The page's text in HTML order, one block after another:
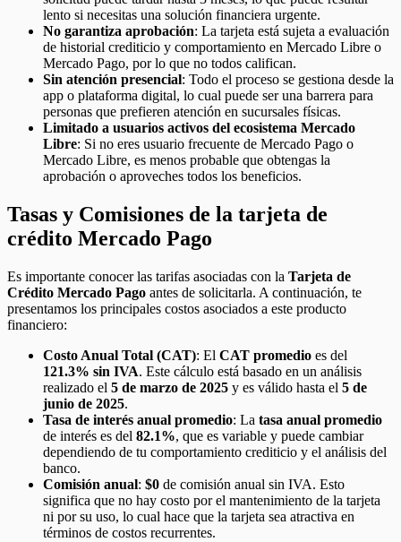
lento si necesitas una solución financiera urgente.
No garantiza aprobación: La tarjeta está sujeta a evaluación
de historial crediticio y comportamiento en Mercado Libre o
Mercado Pago, por lo que no todos califican.
Sin atención presencial: Todo el proceso se gestiona desde la
app o plataforma digital, lo cual puede ser una barrera para
personas que prefieren atención en sucursales físicas.
Limitado a usuarios activos del ecosistema Mercado
Libre: Si no eres usuario frecuente de Mercado Pago o
Mercado Libre, es menos probable que obtengas la
aprobación o aproveches todos los beneficios.
Tasas y Comisiones de la tarjeta de
crédito Mercado Pago
Es importante conocer las tarifas asociadas con la Tarjeta de
Crédito Mercado Pago antes de solicitarla. A continuación, te
presentamos los principales costos asociados a este producto
financiero:
Costo Anual Total (CAT): El CAT promedio es del
121.3% sin IVA. Este cálculo está basado en un análisis
realizado el 5 de marzo de 2025 y es válido hasta el 5 de
junio de 2025.
Tasa de interés anual promedio: La tasa anual promedio
de interés es del 82.1%, que es variable y puede cambiar
dependiendo de tu comportamiento crediticio y el análisis del
banco.
Comisión anual: $0 de comisión anual sin IVA. Esto
significa que no hay costo por el mantenimiento de la tarjeta
ni por su uso, lo cual hace que la tarjeta sea atractiva en
términos de costos recurrentes.